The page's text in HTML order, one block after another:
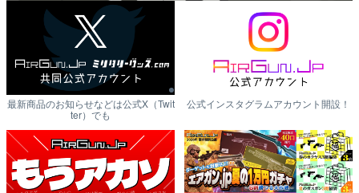
最新商品のお知らせなどは公式X（Twit
ter）でも
公式インスタグラムアカウント開設！